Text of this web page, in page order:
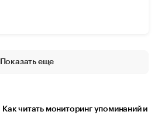
Показать еще
Как читать мониторинг упоминаний и